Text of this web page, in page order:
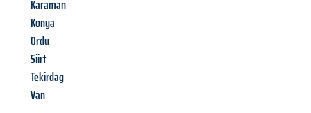
Karaman
Konya
Ordu
Siirt
Tekirdag
Van